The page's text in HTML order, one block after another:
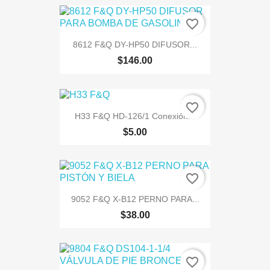
8612 F&Q DY-HP50 DIFUSOR...
$146.00
favorite_border
H33 F&Q HD-126/1 Conexión...
$5.00
favorite_border
9052 F&Q X-B12 PERNO PARA...
$38.00
favorite_border
favorite_border